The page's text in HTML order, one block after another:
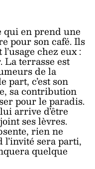
qui en prend une
pour son café. Ils
chez eux :
La terrasse est
de la
c’est son
sa contribution
pour le paradis.
arrive d’être
ses lèvres.
rien ne
sera parti,
quelque